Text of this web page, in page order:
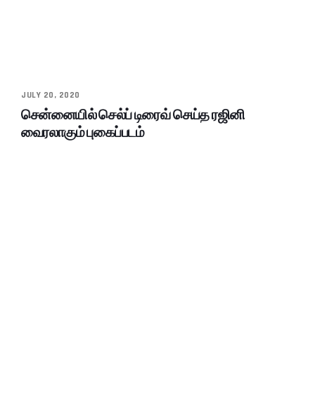
JULY 20, 2020
சென்னையில் செல்ப் டிரைவ் செய்த ரஜினி
வைரலாகும் புகைப்படம்